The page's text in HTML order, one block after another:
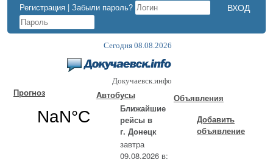
Регистрация | Забыли пароль?
Сегодня 08.08.2026
Докучаевск.инфо
Прогноз
Автобусы
Ближайшие
рейсы в
г. Донецк
завтра
09.08.2026 в:
Объявления
Добавить
объявление